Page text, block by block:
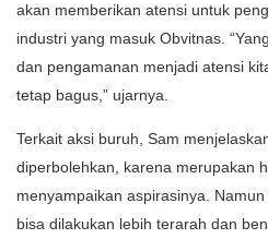
akan memberikan atensi untuk
industri yang masuk Obvitnas.
dan pengamanan menjadi atensi
tetap bagus,” ujarnya.
Terkait aksi buruh, Sam
diperbolehkan, karena merupakan
menyampaikan aspirasinya.
bisa dilakukan lebih terarah dan